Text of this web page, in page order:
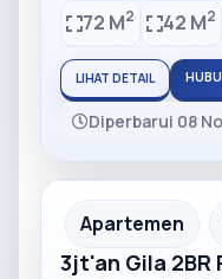
72 M2 42 M2
LIHAT DETAIL
Diperbarui 08
Partner Ad
Apartemen
3jt'an Gila 2BR